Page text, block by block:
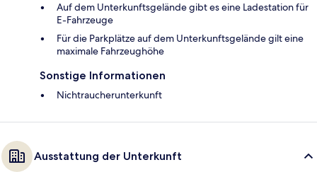
Auf dem Unterkunftsgelände gibt es eine Ladestation für
E-Fahrzeuge
Für die Parkplätze auf dem Unterkunftsgelände gilt eine
maximale Fahrzeughöhe
Sonstige Informationen
Nichtraucherunterkunft
Ausstattung der Unterkunft